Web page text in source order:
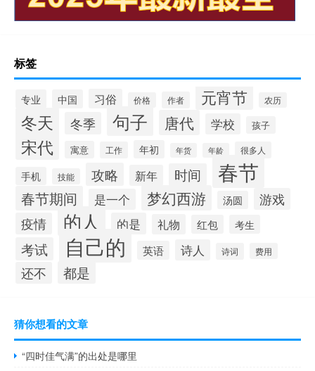
标签
专业 中国 习俗 价格 作者 元宵节 农历
冬天 冬季 句子 唐代 学校 孩子
宋代 寓意 工作 年初 年货 年龄 很多人
手机 技能 攻略 新年 时间 春节
春节期间 是一个 梦幻西游 汤圆
游戏
疫情
的人 的是 礼物 红包 考生
考试 自己的 英语 诗人 诗词 费用
还不 都是
猜你想看的文章
“四时佳气满”的出处是哪里